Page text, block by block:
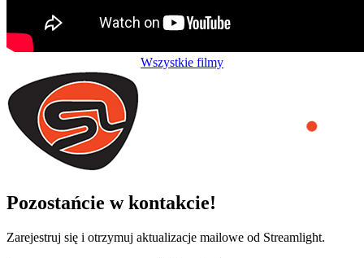
Wszystkie filmy
Pozostańcie w kontakcie!
Zarejestruj się i otrzymuj aktualizacje mailowe od Streamlight.